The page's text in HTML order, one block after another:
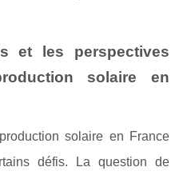
et les perspectives
solaire en
solaire en France
défis. La question de